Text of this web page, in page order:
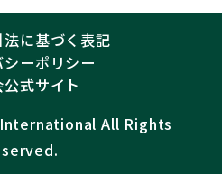
に基づく表記
シーポリシー
式サイト
All Rights